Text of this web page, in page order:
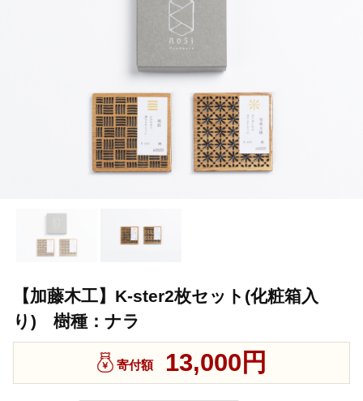
【加藤木工】K-ster2枚セット(化粧箱入
り) 樹種：ナラ
寄付額 13,000円